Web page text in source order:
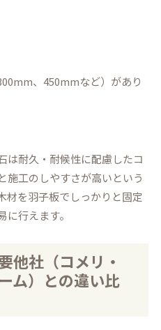
、450mmなど）があり
は耐久・耐候性に配慮したコ
施工のしやすさが高いという
材を羽子板でしっかりと固定
行えます。
他社（コメリ・
ム）との違い比